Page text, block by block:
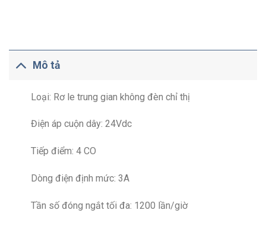
Mô tả
Loại: Rơ le trung gian không đèn chỉ thị
Điện áp cuộn dây: 24Vdc
Tiếp điểm: 4 CO
Dòng điện định mức: 3A
Tần số đóng ngắt tối đa: 1200 lần/giờ